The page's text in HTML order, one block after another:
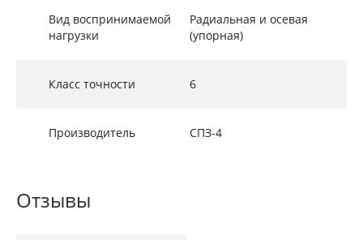
Вид воспринимаемой
нагрузки
Радиальная и осевая
(упорная)
Класс точности 6
Производитель СПЗ-4
Отзывы